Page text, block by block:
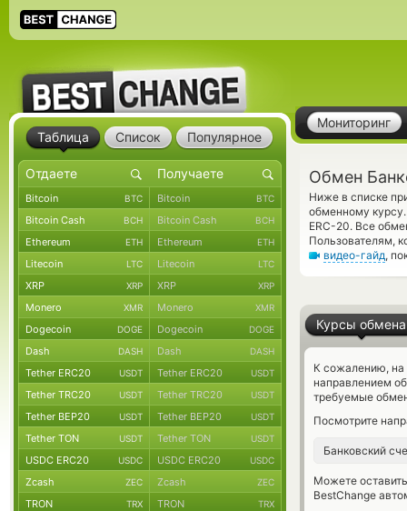
Мониторинг
Обмен
Ниже в списке
обменному
ERC-20. Все
Пользователям,
видео-гайд,
Курсы обмена
К сожалению, на
направлением
требуемые
Посмотрите
Банковский
Можете
BestChange
Таблица Список Популярное
Bitcoin BTC Bitcoin BTC
Bitcoin Cash BCH Bitcoin Cash BCH
Ethereum ETH Ethereum ETH
Litecoin LTC Litecoin LTC
XRP XRP XRP XRP
Monero XMR Monero XMR
Dogecoin DOGE Dogecoin DOGE
Dash DASH Dash DASH
Tether ERC20 USDT Tether ERC20 USDT
Tether TRC20 USDT Tether TRC20 USDT
Tether BEP20 USDT Tether BEP20 USDT
Tether TON USDT Tether TON USDT
USDC ERC20 USDC USDC ERC20 USDC
Zcash ZEC Zcash ZEC
TRON TRX TRON TRX